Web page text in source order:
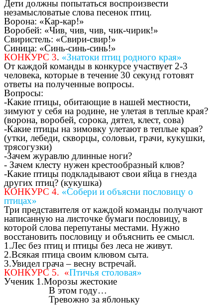
Дети должны попытаться воспроизвести
незамысловатые слова песенок птиц.
Ворона: «Кар-кар!»
Воробей: «Чив, чив, чив, чик-чирик!»
Свиристель: «Свири-свир!»
Синица: «Синь-синь-синь!»
КОНКУРС 3. «Знатоки птиц родного края»
От каждой команды в конкурсе участвует 2-3
человека, которые в течение 30 секунд готовят
ответы на полученные вопросы.
Вопросы:
-Какие птицы, обитающие в нашей местности,
зимуют у себя на родине, не улетая в теплые края?
(ворона, воробей, сорока, дятел, клест, сова)
-Какие птицы на зимовку улетают в теплые края?
(утки, лебеди, скворцы, соловьи, грачи, кукушки,
трясогузки)
-Зачем журавлю длинные ноги?
- Зачем клесту нужен крестообразный клюв?
-Какие птицы подкладывают свои яйца в гнезда
других птиц? (кукушка)
КОНКУРС 4. «Собери и объясни пословицу о
птицах»
Три представителя от каждой команды получают
написанную на листочке бумаги пословицу, в
которой слова перепутаны местами. Нужно
восстановить пословицу и объяснить ее смысл.
1.Лес без птиц и птицы без леса не живут.
2.Всякая птица своим клювом сыта.
3.Увидел грача – весну встречай.
КОНКУРС 5. «Птичья столовая»
Ученик 1.Морозы жестокие
В этом году…
Тревожно за яблоньку